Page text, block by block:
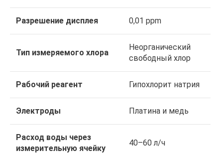
Разрешение дисплея 0,01 ppm
Тип измеряемого хлора
Неорганический
свободный хлор
Рабочий реагент Гипохлорит натрия
Электроды Платина и медь
Расход воды через
измерительную ячейку
40–60 л/ч